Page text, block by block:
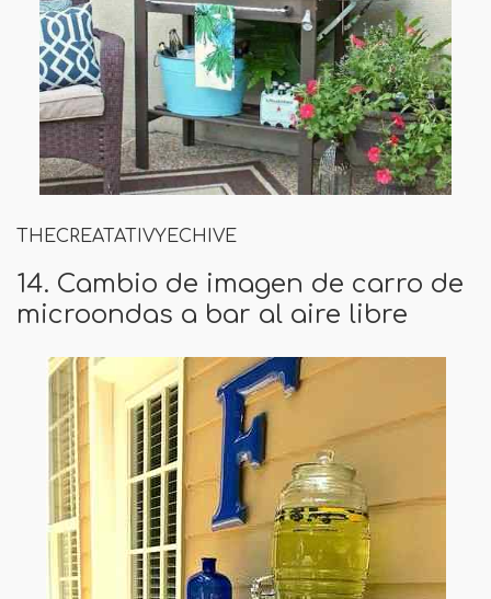
THECREATATIVYECHIVE
14. Cambio de imagen de carro de
microondas a bar al aire libre